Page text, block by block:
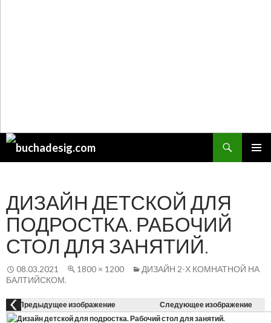
Поиск
ДИЗАЙН ДЕТСКОЙ ДЛЯ
ПОДРОСТКА. РАБОЧИЙ
СТОЛ ДЛЯ ЗАНЯТИЙ.
08.03.2021 1800 × 1200
ДИЗАЙН 2-Х КОМНАТНОЙ НА
БАЛТИЙСКОМ.
Предыдущее изображение Следующее изображение